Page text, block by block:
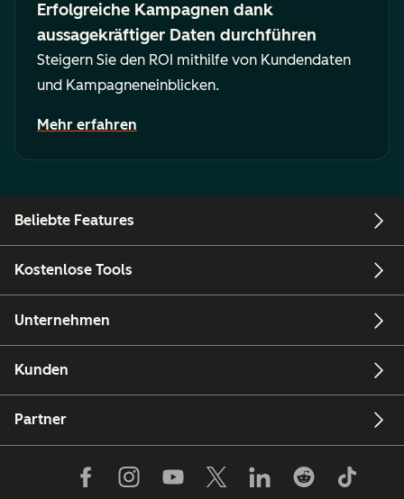
Erfolgreiche Kampagnen dank
aussagekräftiger Daten durchführen
Steigern Sie den ROI mithilfe von Kundendaten
und Kampagneneinblicken.
Mehr erfahren
Beliebte Features
Kostenlose Tools
Unternehmen
Kunden
Partner